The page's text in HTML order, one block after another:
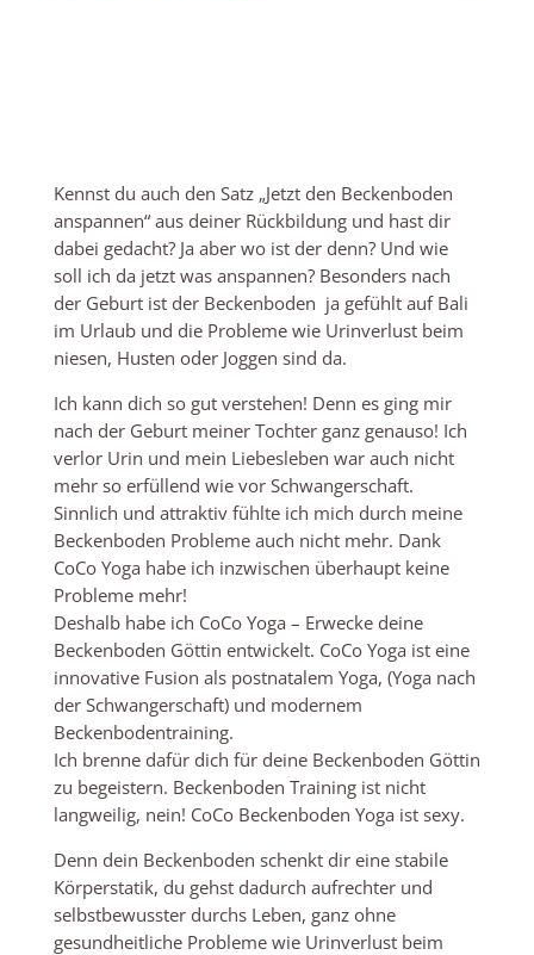
Kennst du auch den Satz „Jetzt den Beckenboden
anspannen“ aus deiner Rückbildung und hast dir
dabei gedacht? Ja aber wo ist der denn? Und wie
soll ich da jetzt was anspannen? Besonders nach
der Geburt ist der Beckenboden ja gefühlt auf Bali
im Urlaub und die Probleme wie Urinverlust beim
niesen, Husten oder Joggen sind da.
Ich kann dich so gut verstehen! Denn es ging mir
nach der Geburt meiner Tochter ganz genauso! Ich
verlor Urin und mein Liebesleben war auch nicht
mehr so erfüllend wie vor Schwangerschaft.
Sinnlich und attraktiv fühlte ich mich durch meine
Beckenboden Probleme auch nicht mehr. Dank
CoCo Yoga habe ich inzwischen überhaupt keine
Probleme mehr!
Deshalb habe ich CoCo Yoga – Erwecke deine
Beckenboden Göttin entwickelt. CoCo Yoga ist eine
innovative Fusion als postnatalem Yoga, (Yoga nach
der Schwangerschaft) und modernem
Beckenbodentraining.
Ich brenne dafür dich für deine Beckenboden Göttin
zu begeistern. Beckenboden Training ist nicht
langweilig, nein! CoCo Beckenboden Yoga ist sexy.
Denn dein Beckenboden schenkt dir eine stabile
Körperstatik, du gehst dadurch aufrechter und
selbstbewusster durchs Leben, ganz ohne
gesundheitliche Probleme wie Urinverlust beim